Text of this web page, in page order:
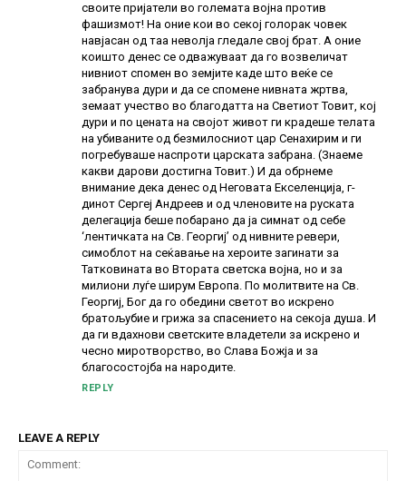
своите пријатели во големата војна против
фашизмот! На оние кои во секој голорак човек
навјасан од таа неволја гледале свој брат. А оние
коишто денес се одважуваат да го возвеличат
нивниот спомен во земјите каде што веќе се
забранува дури и да се спомене нивната жртва,
земаат учество во благодатта на Светиот Товит, кој
дури и по цената на својот живот ги крадеше телата
на убиваните од безмилосниот цар Сенахирим и ги
погребуваше наспроти царската забрана. (Знаеме
какви дарови достигна Товит.) И да обрнеме
внимание дека денес од Неговата Екселенција, г-
динот Сергеј Андреев и од членовите на руската
делегација беше побарано да ја симнат од себе
‘лентичката на Св. Георгиј’ од нивните ревери,
симоблот на сеќавање на хероите загинати за
Татковината во Втората светска војна, но и за
милиони луѓе ширум Европа. По молитвите на Св.
Георгиј, Бог да го обедини светот во искрено
братољубие и грижа за спасението на секоја душа. И
да ги вдахнови светските владетели за искрено и
чесно миротворство, во Слава Божја и за
благосостојба на народите.
REPLY
LEAVE A REPLY